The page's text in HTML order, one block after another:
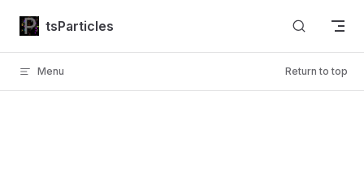
Skip to content
tsParticles
Menu Return to top